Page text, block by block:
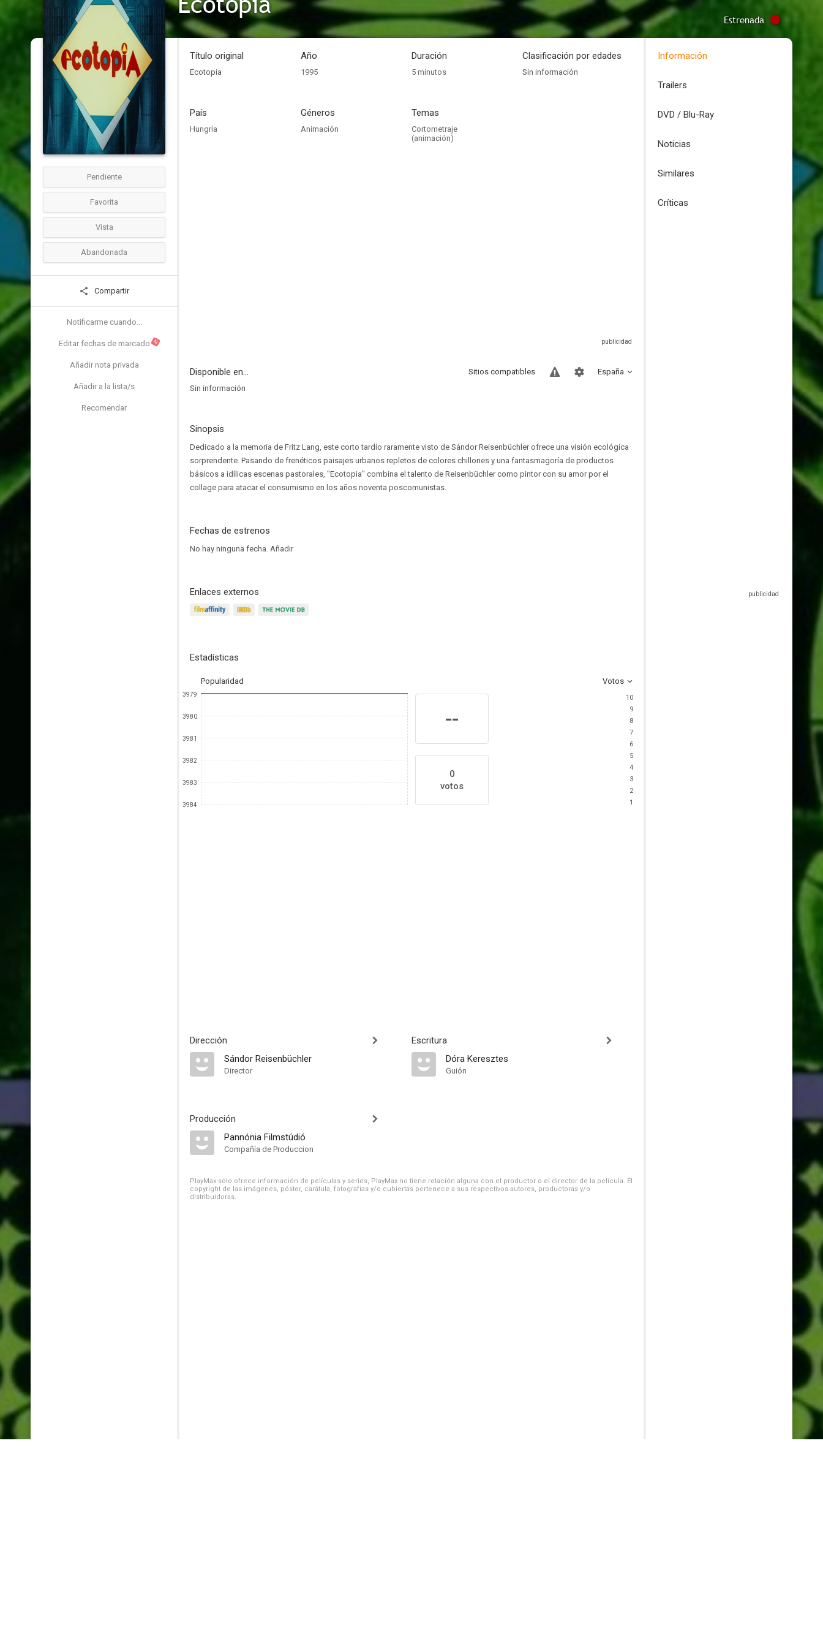
Estrenada
Pendiente
Favorita
Vista
Abandonada
Compartir
Notificarme cuando...
Editar fechas de marcado N
Añadir nota privada
Añadir a la lista/s
Recomendar
Título original
Ecotopia
Año
1995
Duración
5 minutos
Clasificación por edades
Sin información
País
Hungría
Géneros
Animación
Temas
Cortometraje
(animación)
Disponible en... España
Sitios compatibles
Sin información
Sinopsis
Dedicado a la memoria de Fritz Lang, este corto tardío raramente visto de Sándor Reisenbüchler ofrece una visión ecológica
sorprendente. Pasando de frenéticos paisajes urbanos repletos de colores chillones y una fantasmagoría de productos
básicos a idílicas escenas pastorales, "Ecotopia" combina el talento de Reisenbüchler como pintor con su amor por el
collage para atacar el consumismo en los años noventa poscomunistas.
Fechas de estrenos
No hay ninguna fecha. Añadir
Enlaces externos
Estadísticas
Popularidad Votos
3979
3980
3981
3982
3983
3984
--
0
votos
10
9
8
7
6
5
4
3
2
1
Dirección
Sándor Reisenbüchler
Director
Producción
Pannónia Filmstúdió
Compañía de Produccion
Escritura
Dóra Keresztes
Guión
PlayMax solo ofrece información de películas y series, PlayMax no tiene relación alguna con el productor o el director de la película. El
copyright de las imágenes, póster, carátula, fotografías y/o cubiertas pertenece a sus respectivos autores, productoras y/o
distribuidoras.
Información
Trailers
DVD / Blu-Ray
Noticias
Similares
Críticas